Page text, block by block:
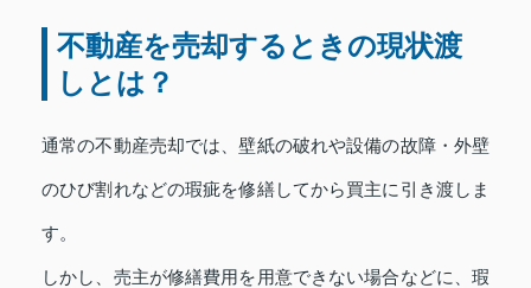
不動産を売却するときの現状渡
しとは？
通常の不動産売却では、壁紙の破れや設備の故障・外壁
のひび割れなどの瑕疵を修繕してから買主に引き渡しま
す。
しかし、売主が修繕費用を用意できない場合などに、瑕